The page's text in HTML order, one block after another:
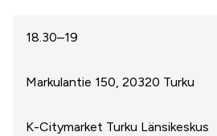
18.30–19
Markulantie 150, 20320 Turku
K-Citymarket Turku Länsikeskus